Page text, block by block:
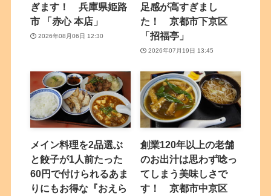
ぎます！ 兵庫県姫路
市 「赤心 本店」
2026年08月06日 12:30
足感が高すぎまし
た！ 京都市下京区
「招福亭」
2026年07月19日 13:45
メイン料理を2品選ぶ
と餃子が1人前たった
60円で付けられるあま
りにもお得な『おえら
創業120年以上の老舗
のお出汁は思わず唸っ
てしまう美味しさで
す！ 京都市中京区